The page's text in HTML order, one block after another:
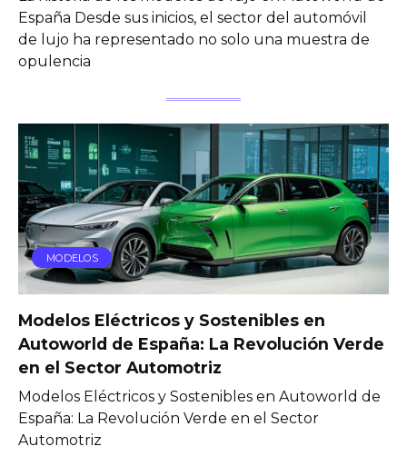
España Desde sus inicios, el sector del automóvil
de lujo ha representado no solo una muestra de
opulencia
MODELOS
Modelos Eléctricos y Sostenibles en
Autoworld de España: La Revolución Verde
en el Sector Automotriz
Modelos Eléctricos y Sostenibles en Autoworld de
España: La Revolución Verde en el Sector
Automotriz